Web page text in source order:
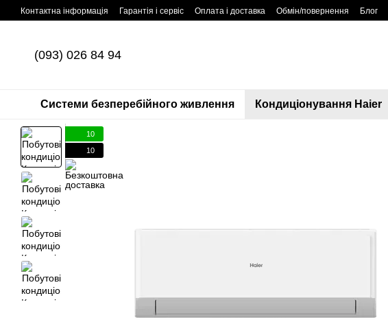
Перейти до основного контенту
Контактна інформація Гарантія і сервіс Оплата і доставка Обмін/повернення Блог
(093) 026 84 94
Системи безперебійного живлення Кондиціонування Haier
10
10